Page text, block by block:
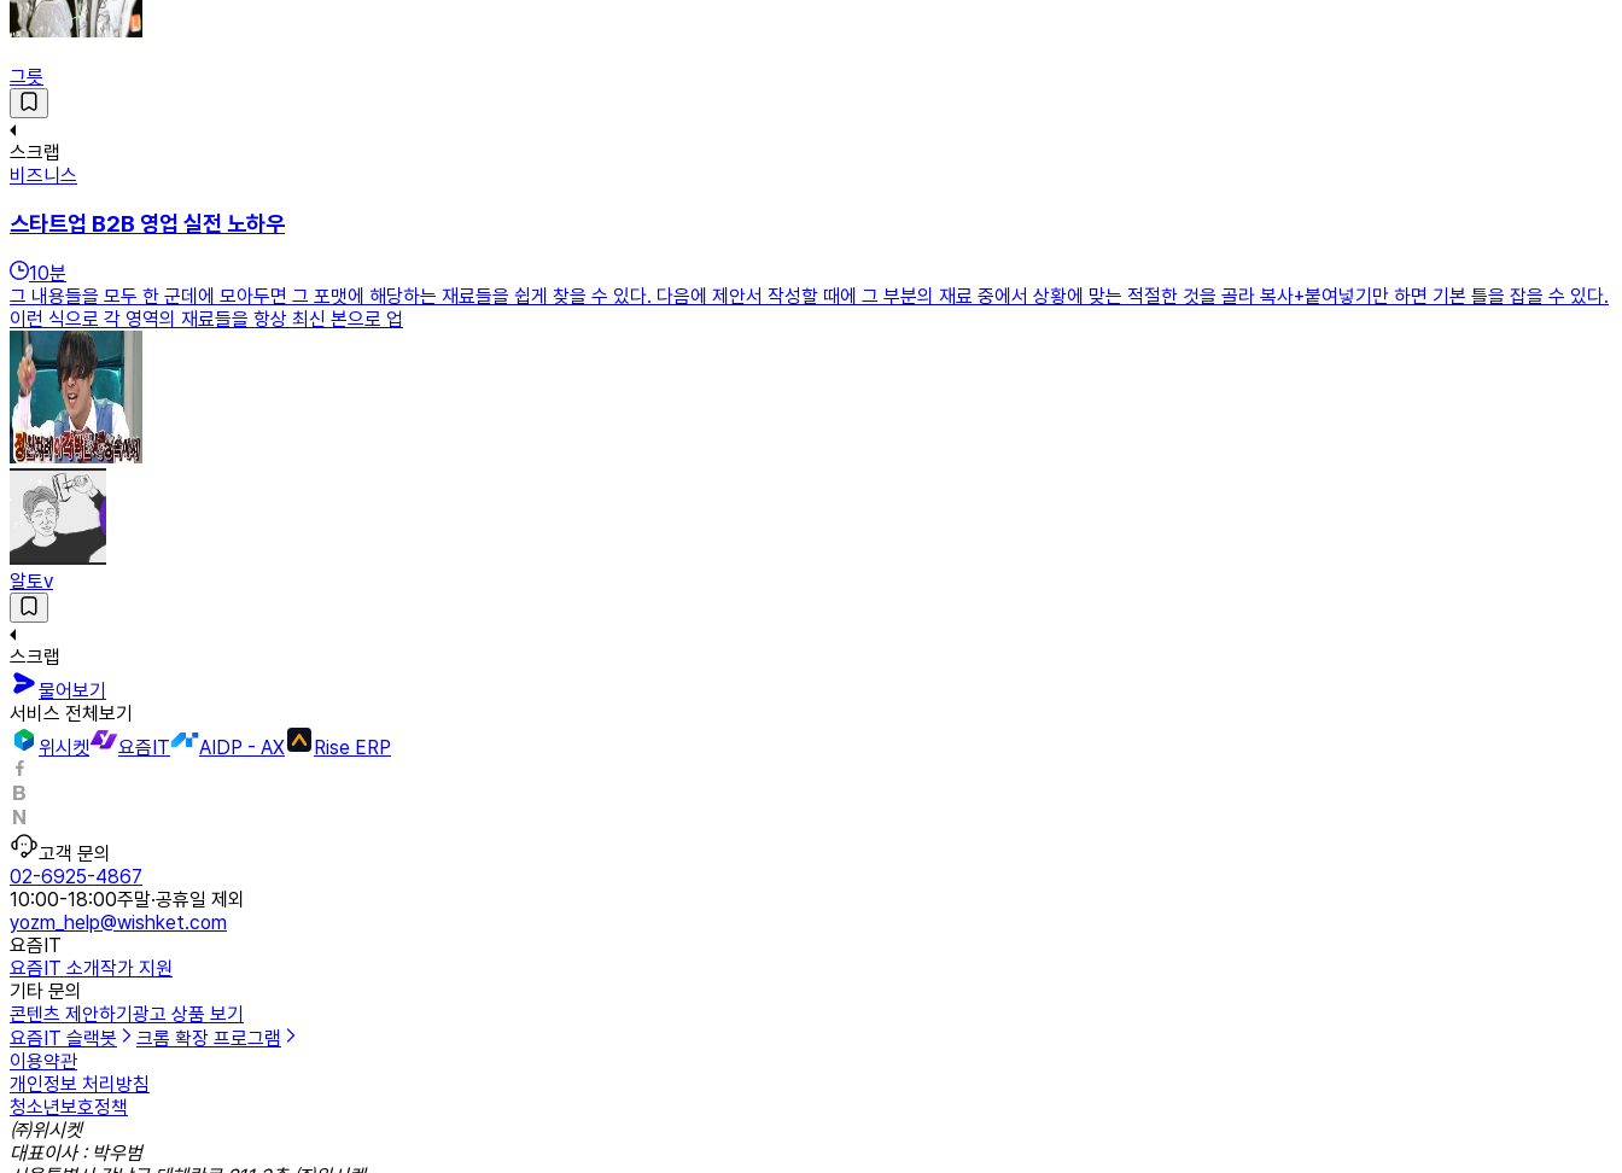
그릇
스크랩
비즈니스
스타트업 B2B 영업 실전 노하우
10분
그 내용들을 모두 한 군데에 모아두면 그 포맷에 해당하는 재료들을 쉽게 찾을 수 있다. 다음에 제안서 작성할 때에 그 부분의 재료 중에서 상황에 맞는 적절한 것을 골라 복사+붙여넣기만 하면 기본 틀을 잡을 수 있다.
이런 식으로 각 영역의 재료들을 항상 최신 본으로 업
알토v
스크랩
물어보기
서비스 전체보기
위시켓
요즘IT AIDP - AX Rise ERP
고객 문의
02-6925-4867
10:00-18:00주말·공휴일 제외
yozm_help@wishket.com
요즘IT
요즘IT 소개작가 지원
기타 문의
콘텐츠 제안하기광고 상품 보기
요즘IT 슬랙봇
크롬 확장 프로그램
이용약관
개인정보 처리방침
청소년보호정책
㈜위시켓
대표이사 : 박우범